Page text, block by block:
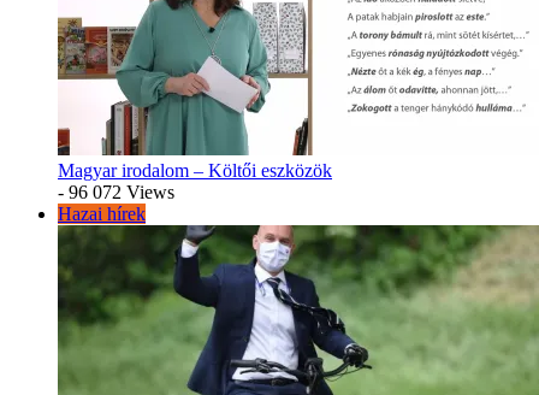
Magyar irodalom – Költői eszközök
- 96 072 Views
Hazai hírek